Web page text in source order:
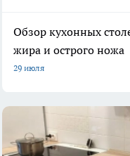
Обзор кухонных
жира и острого ножа
29 июля